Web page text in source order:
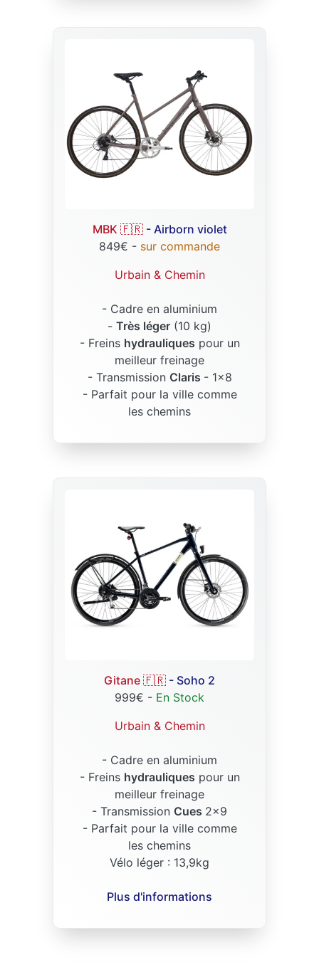
MBK 🇫🇷 - Airborn violet
849€ - sur commande
Urbain & Chemin
- Cadre en aluminium
- Très léger (10 kg)
- Freins hydrauliques pour un
meilleur freinage
- Transmission Claris - 1x8
- Parfait pour la ville comme
les chemins
Gitane 🇫🇷 - Soho 2
999€ - En Stock
Urbain & Chemin
- Cadre en aluminium
- Freins hydrauliques pour un
meilleur freinage
- Transmission Cues 2x9
- Parfait pour la ville comme
les chemins
Vélo léger : 13,9kg
Plus d'informations